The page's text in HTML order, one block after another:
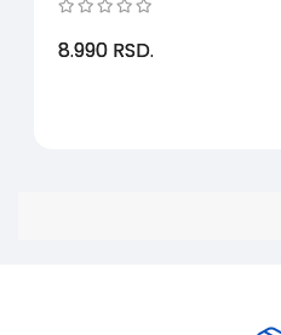
8.990 RSD.